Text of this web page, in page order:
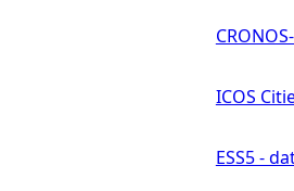
ICOS
ESS5 -